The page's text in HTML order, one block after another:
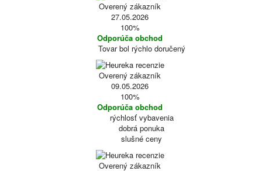
Overený zákazník
27.05.2026
100%
Odporúča obchod
Tovar bol rýchlo doručený
Overený zákazník
09.05.2026
100%
Odporúča obchod
rýchlosť vybavenia
dobrá ponuka
slušné ceny
Overený zákazník